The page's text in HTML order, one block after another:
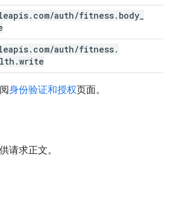
. com/auth/fitness. body
. com/auth/fitness.
.write
身份验证和授权页面。
请求正文。